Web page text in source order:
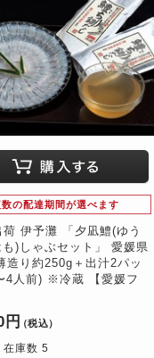
数の配達期間が選べます
伊予灘 「夕凪鱧(ゆう
も)しゃぶセット」 愛媛県
造り約250g＋出汁2パッ
4人前) ※冷蔵 【愛媛フ
（税込）
在庫数 5